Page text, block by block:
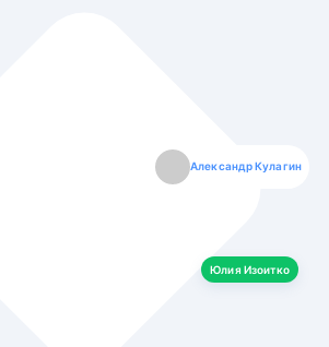
Александр Кулагин
Юлия Изоитко
Даниил Макаров
Екатерина Лазаренко
Борис Кашко
Юлия Изоитко